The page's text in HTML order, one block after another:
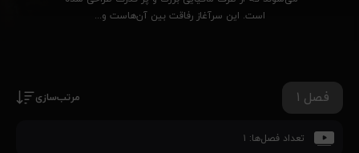
است. این سرآغاز رفاقت بین آن‌هاست و...
فصل ۱ مرتب‌سازی
تعداد فصل‌ها: ۱